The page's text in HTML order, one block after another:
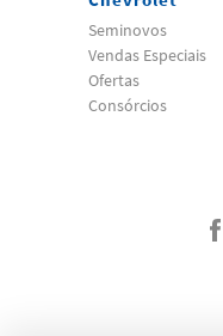
Seminovos
Vendas Especiais
Ofertas
Consórcios